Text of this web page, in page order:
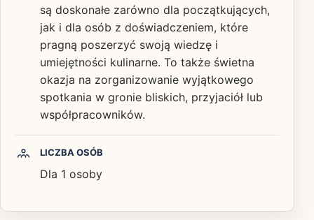
są doskonałe zarówno dla początkujących,
jak i dla osób z doświadczeniem, które
pragną poszerzyć swoją wiedzę i
umiejętności kulinarne. To także świetna
okazja na zorganizowanie wyjątkowego
spotkania w gronie bliskich, przyjaciół lub
współpracowników.
LICZBA OSÓB
Dla 1 osoby